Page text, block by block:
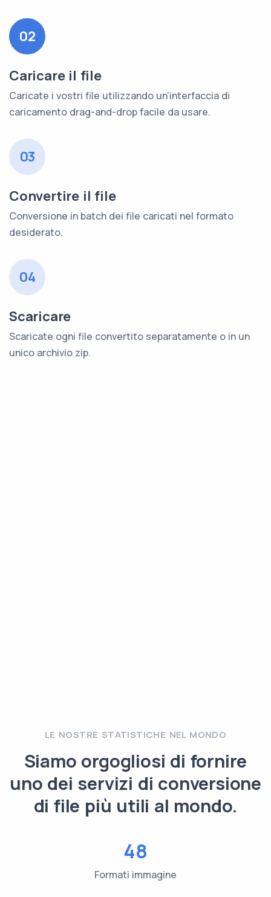
02
Caricare il file
Caricate i vostri file utilizzando un'interfaccia di
caricamento drag-and-drop facile da usare.
03
Convertire il file
Conversione in batch dei file caricati nel formato
desiderato.
04
Scaricare
Scaricate ogni file convertito separatamente o in un
unico archivio zip.
LE NOSTRE STATISTICHE NEL MONDO
Siamo orgogliosi di fornire
uno dei servizi di conversione
di file più utili al mondo.
48
Formati immagine